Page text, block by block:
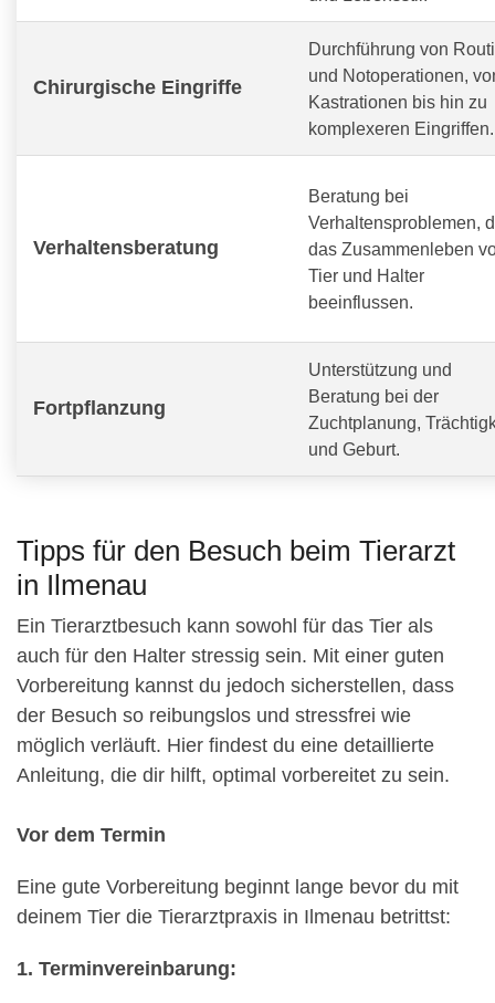
Chirurgische Eingriffe
Durchführung von
und Notoperationen,
Kastrationen bis hin zu
komplexeren Eingriffen.
Verhaltensberatung
Beratung bei
Verhaltensproblemen,
das Zusammenleben
Tier und Halter
beeinflussen.
Fortpflanzung
Unterstützung und
Beratung bei der
Zuchtplanung,
und Geburt.
Tipps für den Besuch beim Tierarzt
in Ilmenau
Ein Tierarztbesuch kann sowohl für das Tier als
auch für den Halter stressig sein. Mit einer guten
Vorbereitung kannst du jedoch sicherstellen, dass
der Besuch so reibungslos und stressfrei wie
möglich verläuft. Hier findest du eine detaillierte
Anleitung, die dir hilft, optimal vorbereitet zu sein.
Vor dem Termin
Eine gute Vorbereitung beginnt lange bevor du mit
deinem Tier die Tierarztpraxis in Ilmenau betrittst:
1. Terminvereinbarung: